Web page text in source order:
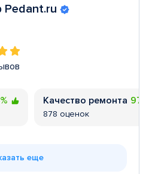
Pedant.ru
Качество ремонта
878 оценок
еще